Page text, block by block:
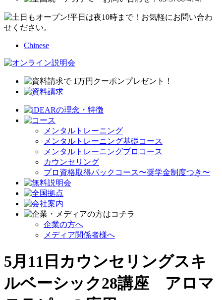
Chinese
メンタルトレーニング
メンタルトレーニング基礎コース
メンタルトレーニングプロコース
カウンセリング
プロ資格取得パックコース〜奨学金制度つき〜
企業の方へ
メディア関係者様へ
5月11日カウンセリングスキ
ルベーシック28講座 アロマ